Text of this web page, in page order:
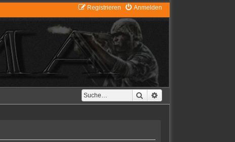
Anmelden
Registrieren
Suche